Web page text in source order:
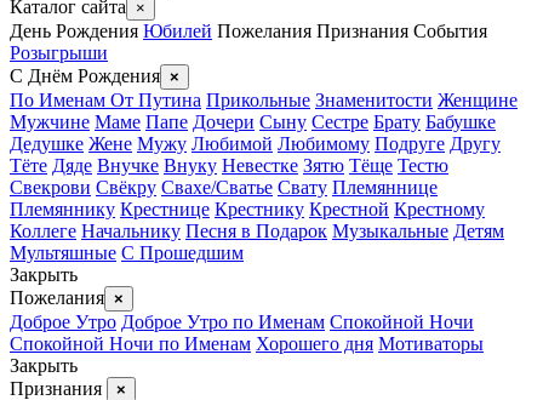
Каталог сайта ×
День Рождения Юбилей Пожелания Признания События
Розыгрыши
С Днём Рождения ×
По Именам От Путина Прикольные Знаменитости Женщине
Мужчине Маме Папе Дочери Сыну Сестре Брату Бабушке
Дедушке Жене Мужу Любимой Любимому Подруге Другу
Тёте Дяде Внучке Внуку Невестке Зятю Тёще Тестю
Свекрови Свёкру Свахе/Сватье Свату Племяннице
Племяннику Крестнице Крестнику Крестной Крестному
Коллеге Начальнику Песня в Подарок Музыкальные Детям
Мультяшные С Прошедшим
Закрыть
Пожелания ×
Доброе Утро Доброе Утро по Именам Спокойной Ночи
Спокойной Ночи по Именам Хорошего дня Мотиваторы
Закрыть
Признания
×